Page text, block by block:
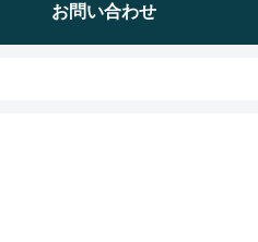
お問い合わせ